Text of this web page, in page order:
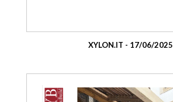
XYLON.IT - 17/06/2025